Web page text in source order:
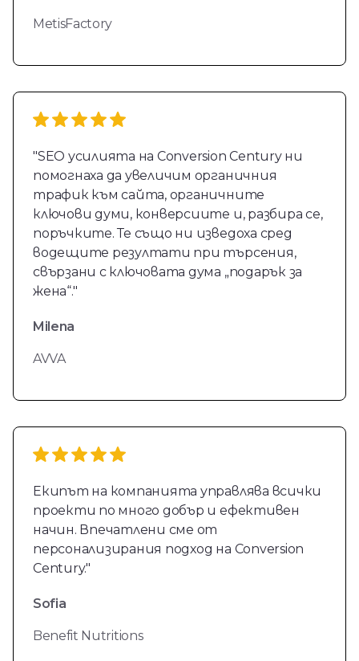
MetisFactory
"SEO усилията на Conversion Century ни
помогнаха да увеличим органичния
трафик към сайта, органичните
ключови думи, конверсиите и, разбира се,
поръчките. Те също ни изведоха сред
водещите резултати при търсения,
свързани с ключовата дума „подарък за
жена“."
Milena
AVVA
Екипът на компанията управлява всички
проекти по много добър и ефективен
начин. Впечатлени сме от
персонализирания подход на Conversion
Century."
Sofia
Benefit Nutritions